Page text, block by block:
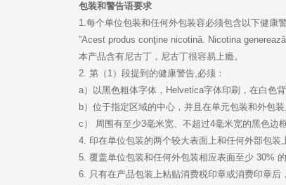
包装和警告语要求
1.每个单位包装和任何外包装容必须包含以下健康
”Acest produs conţine nicotină. Nicotina
本产品含有尼古丁，尼古丁很容易上瘾。
2. 第（1）段提到的健康警告,必须：
a）以黑色粗体字体，Helvetica字体印刷，在白色
b）位于指定区域的中心，并且在单元包装和外包
c） 周围有至少3毫米宽、不超过4毫米宽的黑色边
4. 印在单位包装的两个较大表面上和任何外部包装
5. 覆盖单位包装和任何外包装相应表面至少 30%